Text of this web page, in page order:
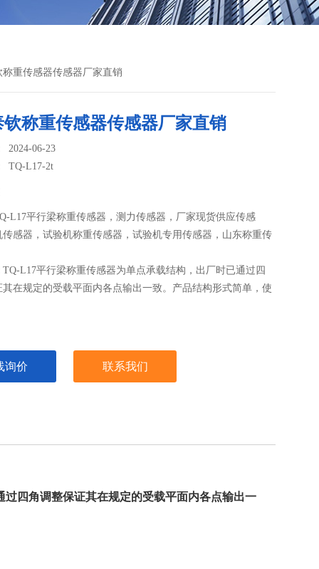
重传感器传感器厂家直销
钦称重传感器传感器厂家直销
2024-06-23
TQ-L17-2t
L17平行梁称重传感器，测力传感器，厂家现货供应传感
传感器，试验机称重传感器，试验机专用传感器，山东称重传
TQ-L17平行梁称重传感器为单点承载结构，出厂时已通过四
其在规定的受载平面内各点输出一致。产品结构形式简单，使
询价 联系我们
四角调整保证其在规定的受载平面内各点输出一